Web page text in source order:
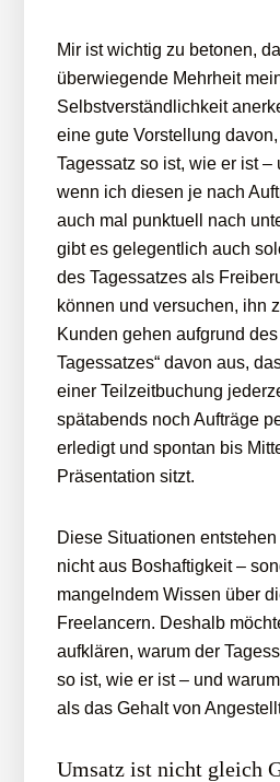
Mir ist wichtig zu betonen,
überwiegende Mehrheit
Selbstverständlichkeit
eine gute Vorstellung
Tagessatz so ist, wie er ist –
wenn ich diesen je nach
auch mal punktuell nach
gibt es gelegentlich auch
des Tagessatzes als
können und versuchen, ihn
Kunden gehen aufgrund des
Tagessatzes“ davon aus,
einer Teilzeitbuchung
spätabends noch Aufträge
erledigt und spontan bis
Präsentation sitzt.
Diese Situationen
nicht aus Boshaftigkeit –
mangelndem Wissen über
Freelancern. Deshalb
aufklären, warum der
so ist, wie er ist – und
als das Gehalt von
Umsatz ist nicht gleich